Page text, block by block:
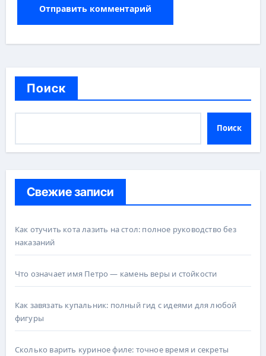
Поиск
Поиск
Свежие записи
Как отучить кота лазить на стол: полное руководство без
наказаний
Что означает имя Петро — камень веры и стойкости
Как завязать купальник: полный гид с идеями для любой
фигуры
Сколько варить куриное филе: точное время и секреты